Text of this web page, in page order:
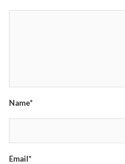
Name*
Email*